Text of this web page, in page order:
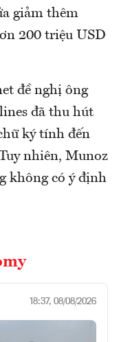
giảm thêm
200 triệu USD
đề nghị ông
đã thu hút
ký tính đến
nhiên, Munoz
không có ý định
18:37, 08/08/2026